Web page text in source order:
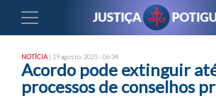
NOTÍCIA | 29 agosto, 2025 - 06:34
Acordo pode extinguir
processos de conselhos